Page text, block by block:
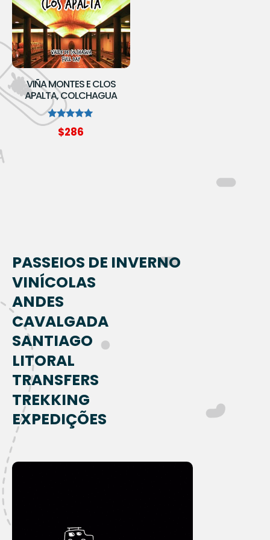
VIÑA MONTES E CLOS
APALTA, COLCHAGUA
Avaliação
5.00
$286
PASSEIOS DE INVERNO
VINÍCOLAS
ANDES
CAVALGADA
SANTIAGO
LITORAL
TRANSFERS
TREKKING
EXPEDIÇÕES